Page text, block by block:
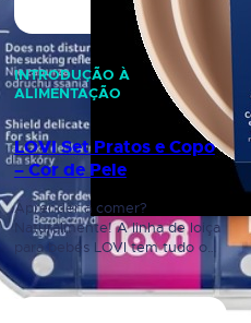
INTRODUÇÃO À
ALIMENTAÇÃO
LOVI Set Pratos e Copo
– Cor de Pele
Aprender a comer?
Naturalmente! A linha de loiça
para bebés LOVI tem tudo o
que é necessário para expandir
a alimentação da criança. São